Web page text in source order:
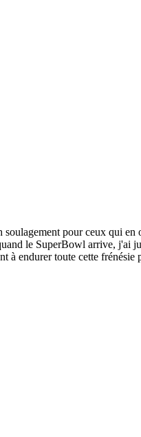
pour ceux qui
le SuperBowl arrive, j'ai
endurer toute cette